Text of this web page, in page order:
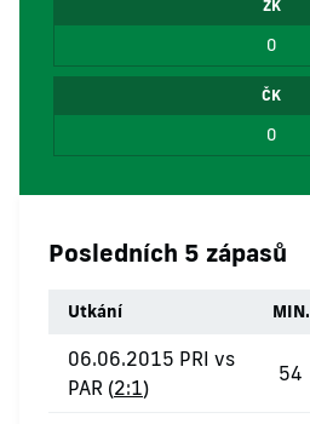
ŽK
0
ČK
0
Posledních 5 zápasů
Utkání MIN.
06.06.2015 PRI vs
PAR (2:1)
54